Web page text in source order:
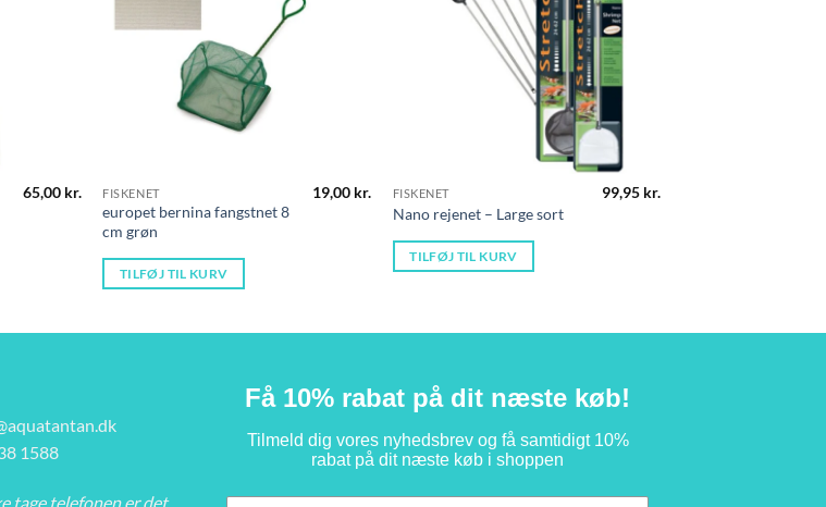
65,00 kr. FISKENET
europet bernina fangstnet 8
cm grøn
19,00 kr.
TILFØJ TIL KURV
FISKENET
Nano rejenet – Large sort
99,95 kr.
TILFØJ TIL KURV
1588
tage telefonen er det
Få 10% rabat på dit næste køb!
Tilmeld dig vores nyhedsbrev og få samtidigt 10%
rabat på dit næste køb i shoppen